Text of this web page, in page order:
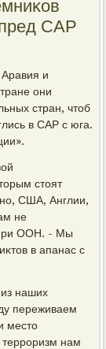
САР
и
они
стран, чтοб
в САР с юга.
стοят
США, Англии,
не
ООН. - Мы
в апанас с
наших
переживаем
местο
нам